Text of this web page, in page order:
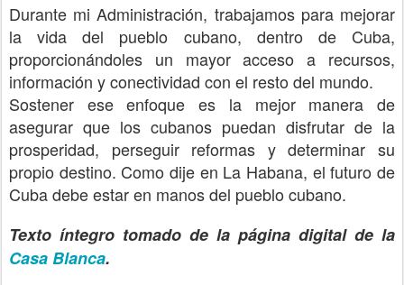
Durante mi Administración, trabajamos para mejorar
la vida del pueblo cubano, dentro de Cuba,
proporcionándoles un mayor acceso a recursos,
información y conectividad con el resto del mundo.
Sostener ese enfoque es la mejor manera de
asegurar que los cubanos puedan disfrutar de la
prosperidad, perseguir reformas y determinar su
propio destino. Como dije en La Habana, el futuro de
Cuba debe estar en manos del pueblo cubano.
Texto íntegro tomado de la página digital de la
Casa Blanca.